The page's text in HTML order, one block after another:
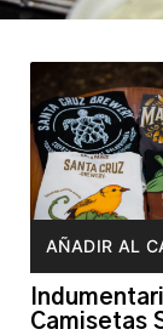
AÑADIR AL
Camisetas